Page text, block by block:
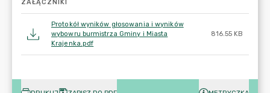
ZAŁĄCZNIKI
Protokół wyników głosowania i wyników
wybowru burmistrza Gminy i Miasta
Krajenka.pdf
816.55 KB